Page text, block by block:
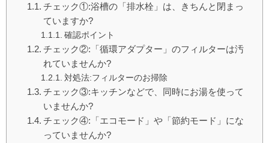
チェック①:浴槽の「排水栓」は、きちんと閉まっ
ていますか?
確認ポイント
チェック②:「循環アダプター」のフィルターは汚
れていませんか?
対処法:フィルターのお掃除
チェック③:キッチンなどで、同時にお湯を使って
いませんか?
チェック④:「エコモード」や「節約モード」にな
っていませんか?